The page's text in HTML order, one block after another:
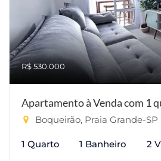
R$ 530.000
Apartamento à Venda com 1
Boqueirão, Praia Grande-SP
1 Quarto 1 Banheiro 2